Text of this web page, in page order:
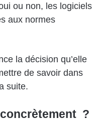
ou non, les logiciels
aux normes
la décision qu’elle
de savoir dans
suite.
?